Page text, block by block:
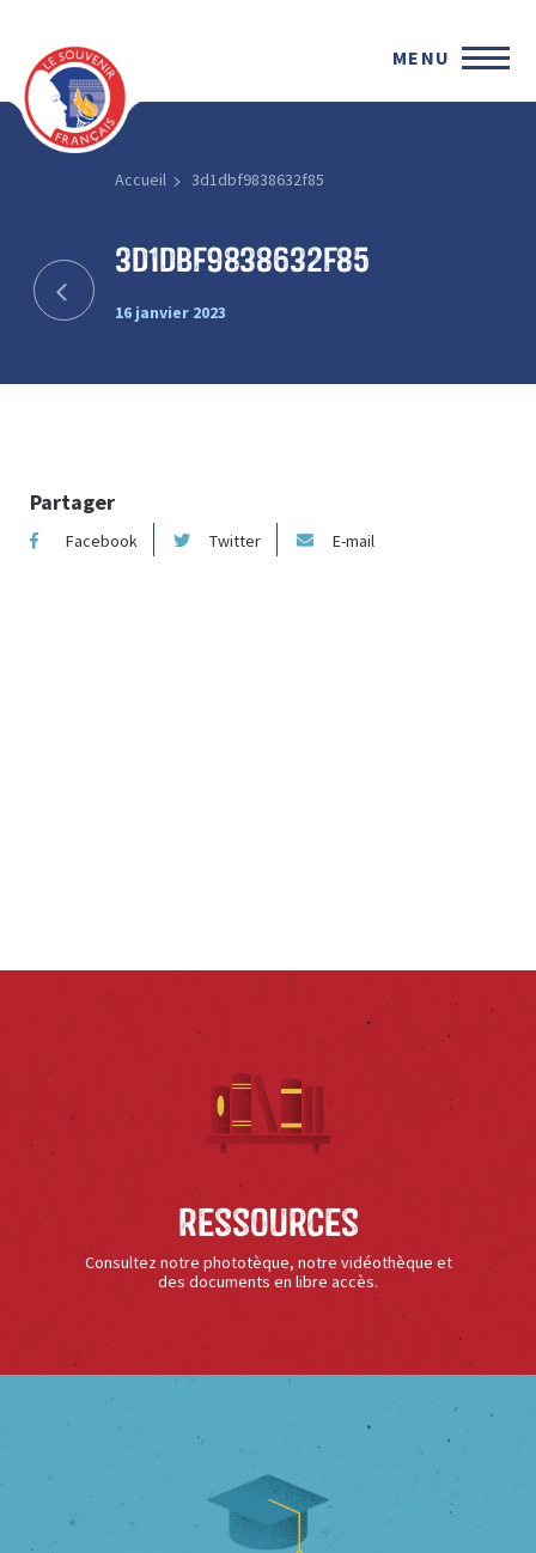
MENU
Accueil 3d1dbf9838632f85
3d1dbf9838632f85
16 janvier 2023
Partager
Facebook Twitter E-mail
Ressources
Consultez notre phototèque, notre vidéothèque et
des documents en libre accès.